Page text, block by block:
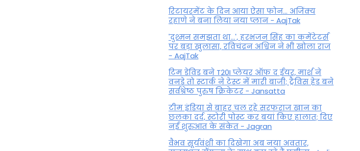
रिटायरमेंट के दिन आया ऐसा फोन... अजिंक्य
रहाणे ने बना लिया नया प्लान - AajTak
'दुश्मन समझता था...', हरभजन सिंह का कमेंटेटर्स
पर बड़ा खुलासा, रव‍िचंद्रन अश्विन ने भी खोला राज
- AajTak
टिम डेविड बने T20I प्लेयर ऑफ द ईयर, मार्श ने
वनडे तो स्टार्क ने टेस्ट में मारी बाजी; ट्रैविस हेड बने
सर्वश्रेष्ठ पुरुष क्रिकेटर - Jansatta
टीम इंडिया से बाहर चल रहे सरफराज खान का
छलका दर्द, स्टोरी पोस्ट कर बयां किए हालात; दिए
नई शुरुआत के संकेत - Jagran
वैभव सूर्यवंशी का दिखेगा अब नया अवतार,